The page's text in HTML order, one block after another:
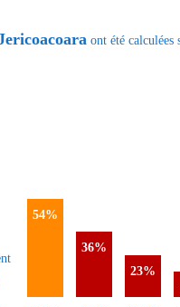
ont été calculées
54%
36%
23%